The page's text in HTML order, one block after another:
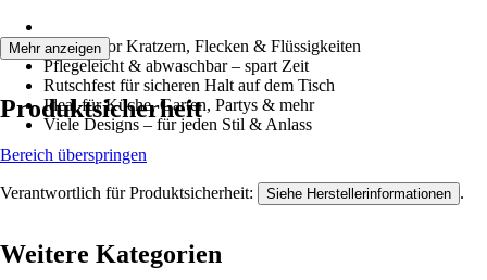
Schützt vor Kratzern, Flecken & Flüssigkeiten
Pflegeleicht & abwaschbar – spart Zeit
Rutschfest für sicheren Halt auf dem Tisch
Ideal für Küche, Garten, Partys & mehr
Viele Designs – für jeden Stil & Anlass
Mehr anzeigen
Produktsicherheit
Bereich überspringen
Verantwortlich für Produktsicherheit: Siehe Herstellerinformationen .
Weitere Kategorien